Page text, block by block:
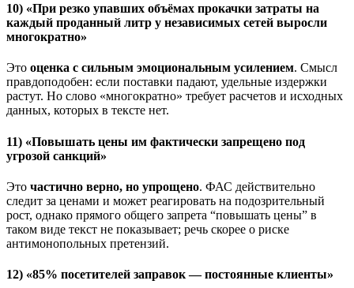
10) «При резко упавших объёмах прокачки затраты на
каждый проданный литр у независимых сетей выросли
многократно»
Это оценка с сильным эмоциональным усилением. Смысл
правдоподобен: если поставки падают, удельные издержки
растут. Но слово «многократно» требует расчетов и исходных
данных, которых в тексте нет.
11) «Повышать цены им фактически запрещено под
угрозой санкций»
Это частично верно, но упрощено. ФАС действительно
следит за ценами и может реагировать на подозрительный
рост, однако прямого общего запрета “повышать цены” в
таком виде текст не показывает; речь скорее о риске
антимонопольных претензий.
12) «85% посетителей заправок — постоянные клиенты»